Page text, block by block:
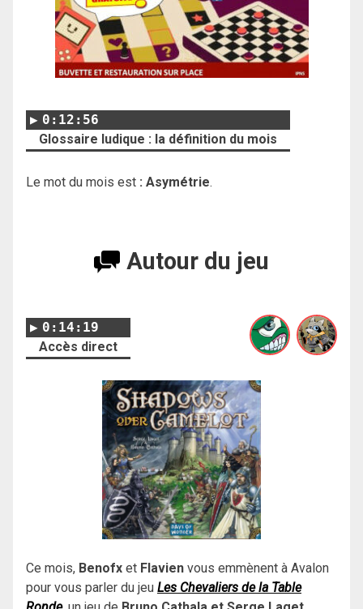
0:12:56
Glossaire ludique : la définition du mois
Le mot du mois est : Asymétrie.
Autour du jeu
0:14:19
Accès direct
Ce mois, Benofx et Flavien vous emmènent à Avalon
pour vous parler du jeu Les Chevaliers de la Table